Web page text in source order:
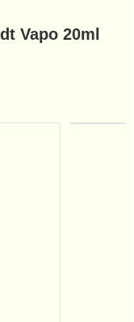
Vapo 20ml